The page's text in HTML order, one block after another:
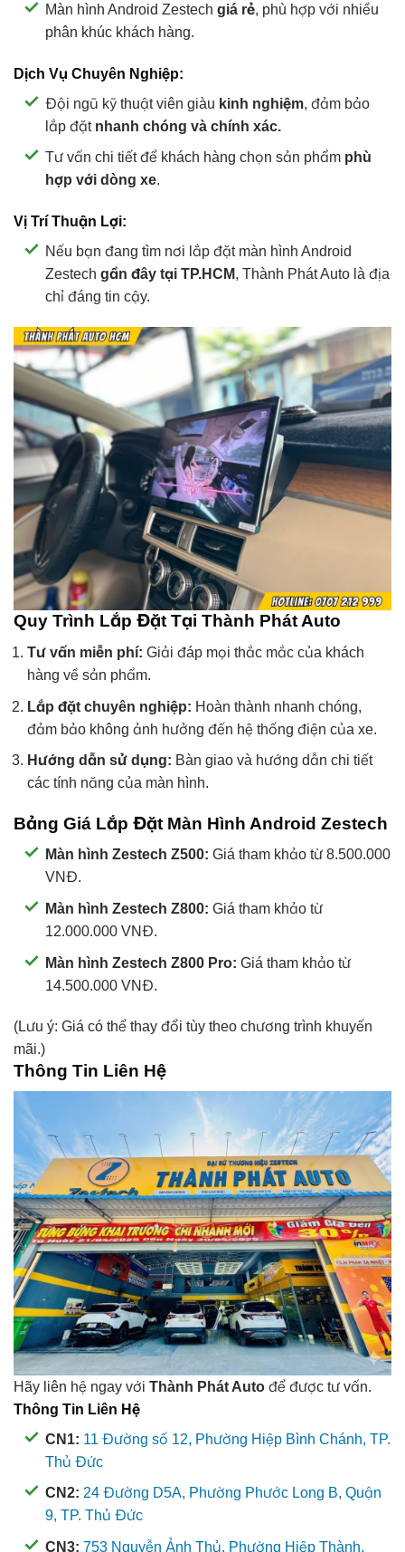
Màn hình Android Zestech giá rẻ, phù hợp với nhiều
phân khúc khách hàng.
Dịch Vụ Chuyên Nghiệp:
Đội ngũ kỹ thuật viên giàu kinh nghiệm, đảm bảo
lắp đặt nhanh chóng và chính xác.
Tư vấn chi tiết để khách hàng chọn sản phẩm phù
hợp với dòng xe.
Vị Trí Thuận Lợi:
Nếu bạn đang tìm nơi lắp đặt màn hình Android
Zestech gần đây tại TP.HCM, Thành Phát Auto là địa
chỉ đáng tin cậy.
Quy Trình Lắp Đặt Tại Thành Phát Auto
Tư vấn miễn phí: Giải đáp mọi thắc mắc của khách
hàng về sản phẩm.
Lắp đặt chuyên nghiệp: Hoàn thành nhanh chóng,
đảm bảo không ảnh hưởng đến hệ thống điện của xe.
Hướng dẫn sử dụng: Bàn giao và hướng dẫn chi tiết
các tính năng của màn hình.
Bảng Giá Lắp Đặt Màn Hình Android Zestech
Màn hình Zestech Z500: Giá tham khảo từ 8.500.000
VNĐ.
Màn hình Zestech Z800: Giá tham khảo từ
12.000.000 VNĐ.
Màn hình Zestech Z800 Pro: Giá tham khảo từ
14.500.000 VNĐ.
(Lưu ý: Giá có thể thay đổi tùy theo chương trình khuyến
mãi.)
Thông Tin Liên Hệ
Hãy liên hệ ngay với Thành Phát Auto để được tư vấn.
Thông Tin Liên Hệ
CN1: 11 Đường số 12, Phường Hiệp Bình Chánh, TP.
Thủ Đức
CN2: 24 Đường D5A, Phường Phước Long B, Quận
9, TP. Thủ Đức
CN3: 753 Nguyễn Ảnh Thủ, Phường Hiệp Thành,